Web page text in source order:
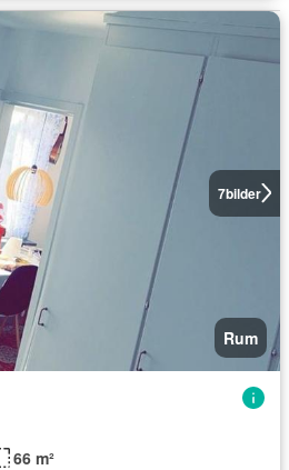
7bilder
Rum
66 m²